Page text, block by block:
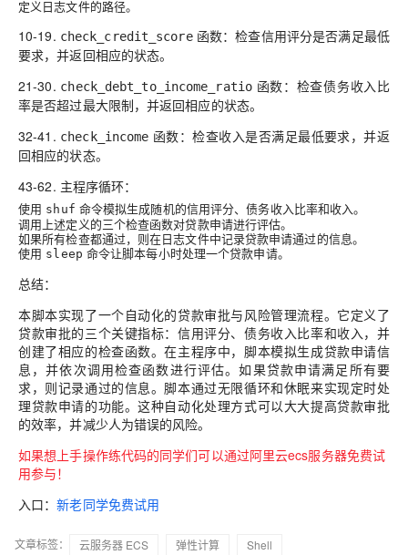
定义日志文件的路径。
10-19. check_credit_score函数：检查信用评分是否满足最低
要求，并返回相应的状态。
21-30. check_debt_to_income_ratio 函数：检查债务收入比
率是否超过最大限制，并返回相应的状态。
32-41. check_income 函数：检查收入是否满足最低要求，并返
回相应的状态。
43-62. 主程序循环：
使用 shuf 命令模拟生成随机的信用评分、债务收入比率和收入。
调用上述定义的三个检查函数对贷款申请进行评估。
如果所有检查都通过，则在日志文件中记录贷款申请通过的信息。
使用 sleep 命令让脚本每小时处理一个贷款申请。
总结：
本脚本实现了一个自动化的贷款审批与风险管理流程。它定义了
贷款审批的三个关键指标：信用评分、债务收入比率和收入，并
创建了相应的检查函数。在主程序中，脚本模拟生成贷款申请信
息，并依次调用检查函数进行评估。如果贷款申请满足所有要
求，则记录通过的信息。脚本通过无限循环和休眠来实现定时处
理贷款申请的功能。这种自动化处理方式可以大大提高贷款审批
的效率，并减少人为错误的风险。
如果想上手操作练代码的同学们可以通过阿里云ecs服务器免费试
用参与！
入口：新老同学免费试用
文章标签： 云服务器 ECS 弹性计算
Shell